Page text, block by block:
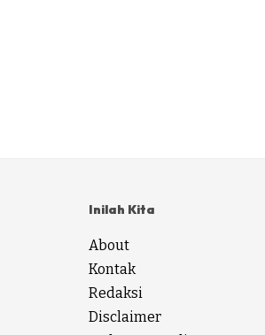
Inilah Kita
About
Kontak
Redaksi
Disclaimer